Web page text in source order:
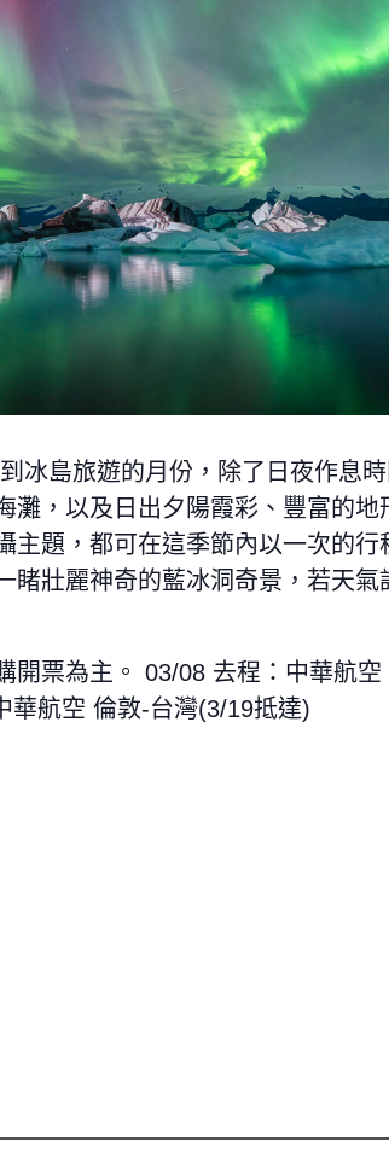
冰島旅遊的月份，除了日夜作息
，以及日出夕陽霞彩、豐富的
主題，都可在這季節內以一次的
睹壯麗神奇的藍冰洞奇景，若天
開票為主。 03/08 去程：中華航
華航空 倫敦-台灣(3/19抵達)